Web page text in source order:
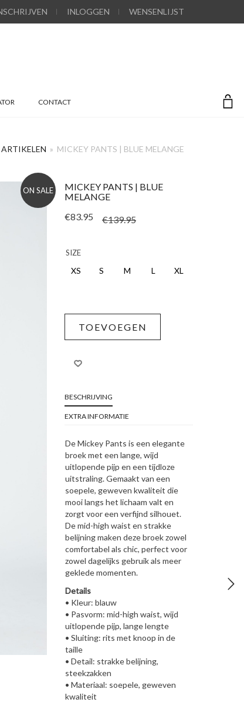
INLOGGEN WENSENLIJST
CONTACT
ARTIKELEN » MICKEY PANTS | BLUE MELANGE
ON SALE
MICKEY PANTS | BLUE
MELANGE
€139.95
€83.95
SIZE
XS S M L XL
TOEVOEGEN
BESCHRIJVING
EXTRA INFORMATIE
De Mickey Pants is een elegante
broek met een lange, wijd
uitlopende pijp en een tijdloze
uitstraling. Gemaakt van een
soepele, geweven kwaliteit die
mooi langs het lichaam valt en
zorgt voor een verfijnd silhouet.
De mid-high waist en strakke
belijning maken deze broek zowel
comfortabel als chic, perfect voor
zowel dagelijks gebruik als meer
geklede momenten.
Details
• Kleur: blauw
• Pasvorm: mid-high waist, wijd
uitlopende pijp, lange lengte
• Sluiting: rits met knoop in de
taille
• Detail: strakke belijning,
steekzakken
• Materiaal: soepele, geweven
kwaliteit